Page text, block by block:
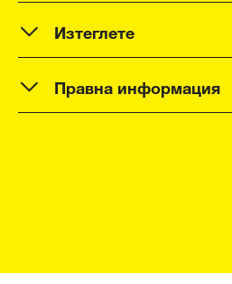
Изтеглете
Правна информация